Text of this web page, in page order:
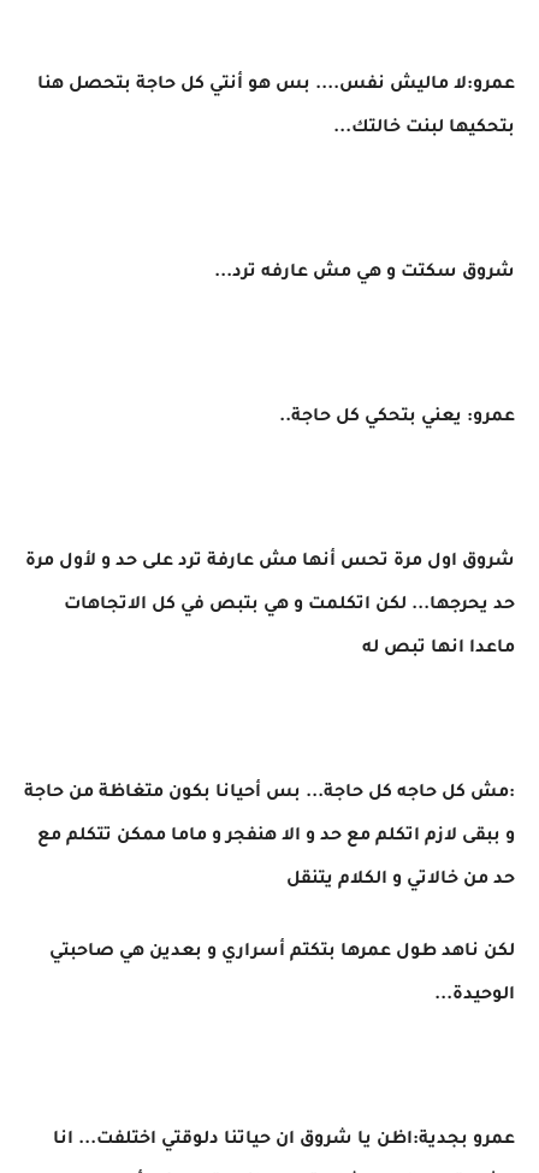
عمرو:لا ماليش نفس.... بس هو أنتي كل حاجة بتحصل هنا
بتحكيها لبنت خالتك...
شروق سكتت و هي مش عارفه ترد...
عمرو: يعني بتحكي كل حاجة..
شروق اول مرة تحس أنها مش عارفة ترد على حد و لأول مرة
حد يحرجها... لكن اتكلمت و هي بتبص في كل الاتجاهات
ماعدا انها تبص له
:مش كل حاجه كل حاجة... بس أحيانا بكون متغاظة من حاجة
و ببقى لازم اتكلم مع حد و الا هنفجر و ماما ممكن تتكلم مع
حد من خالاتي و الكلام يتنقل
لكن ناهد طول عمرها بتكتم أسراري و بعدين هي صاحبتي
الوحيدة...
عمرو بجدية:اظن يا شروق ان حياتنا دلوقتي اختلفت... انا